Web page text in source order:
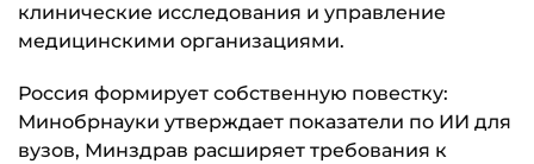
клинические исследования и управление
медицинскими организациями.
Россия формирует собственную повестку:
Минобрнауки утверждает показатели по ИИ для
вузов, Минздрав расширяет требования к